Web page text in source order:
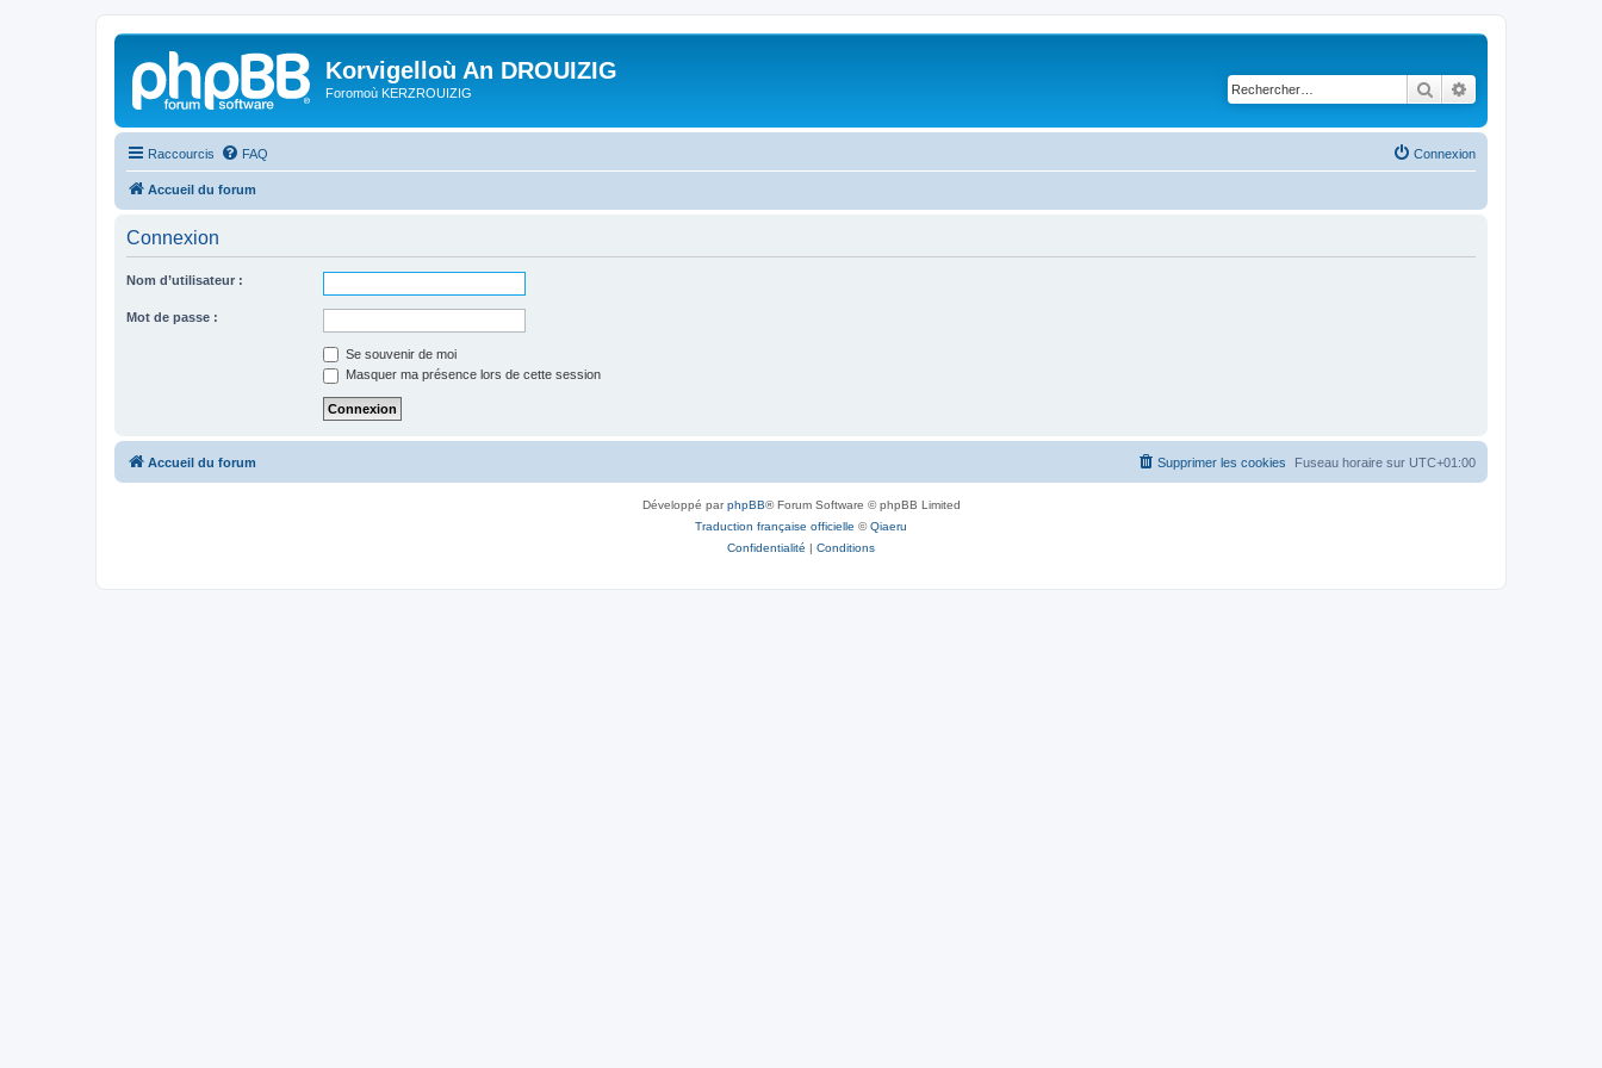
Korvigelloù An DROUIZIG
Foromoù KERZROUIZIG Rechercher
Raccourcis FAQ Connexion
Accueil du forum
Connexion
Nom d’utilisateur :
Mot de passe :
Se souvenir de moi
Masquer ma présence lors de cette session
Accueil du forum Fuseau horaire sur UTC+01:00
Supprimer les cookies
Développé parphpBB® Forum Software © phpBB Limited
Traduction française officielle ©Qiaeru
Confidentialité | Conditions